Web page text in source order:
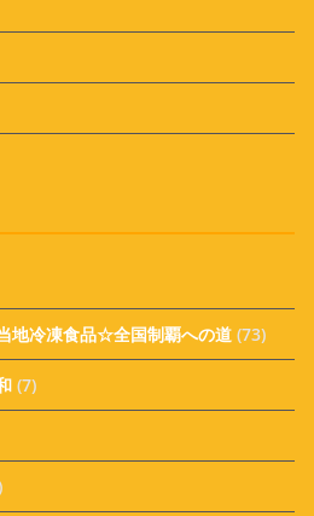
地冷凍食品☆全国制覇への道 (73)
(7)